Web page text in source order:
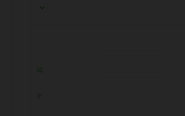
15
12